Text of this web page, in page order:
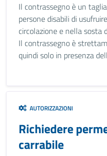
Il contrassegno è un
persone disabili di
circolazione e nella sosta
Il contrassegno è
quindi solo in presenza
AUTORIZZAZIONI
Richiedere
carrabile